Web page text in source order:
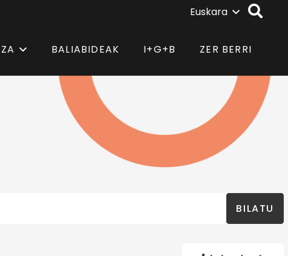
Euskara
BALIABIDEAK I+G+B ZER BERRI
BILATU